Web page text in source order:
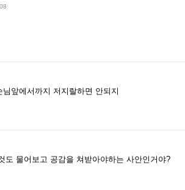
앞에서까지 저지랄하면 안되지
도 물어보고 공감을 쳐받아야하는 사안인거야?